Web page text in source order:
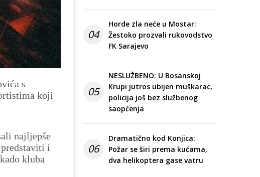
s
koji
najljepše
i
kluba
04
Horde zla neće u Mostar:
Žestoko prozvali rukovodstvo
FK Sarajevo
05
NESLUŽBENO: U Bosanskoj
Krupi jutros ubijen muškarac,
policija još bez službenog
saopćenja
06
Dramatično kod Konjica:
Požar se širi prema kućama,
dva helikoptera gase vatru